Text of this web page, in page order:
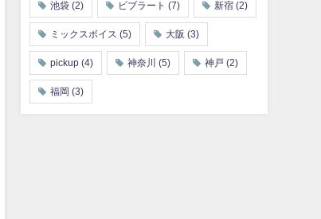
池袋(2) ビブラート (7) 新宿(2)
ミックスボイス (5) 大阪 (3)
pickup(4) 神奈川 (5) 神戸 (2)
福岡 (3)